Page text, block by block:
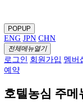
POPUP
ENG JPN CHN
전체메뉴열기
로그인 회원가입 멤버
예약
호텔농심 주메